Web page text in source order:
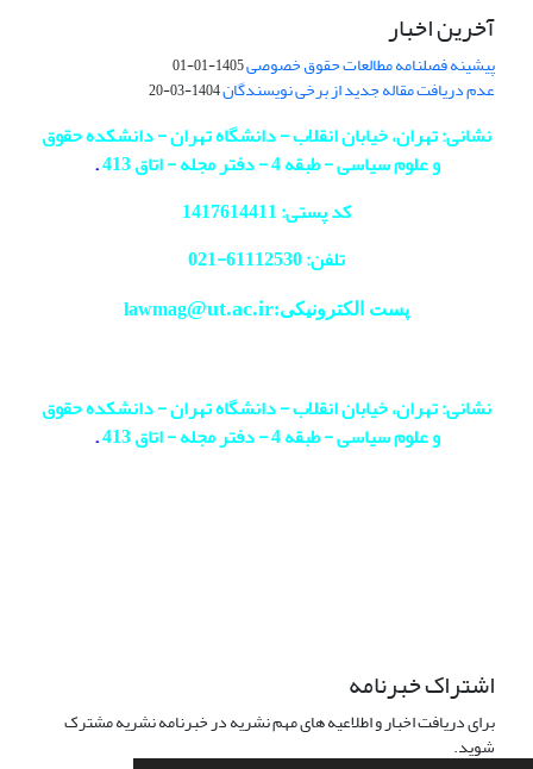
آخرین اخبار
پیشینه فصلنامه مطالعات حقوق خصوصی1405-01-01
عدم دریافت مقاله جدید از برخی نویسندگان1404-03-20
نشانی: تهران، خیابان انقلاب - دانشگاه تهران - دانشکده حقوق
و علوم سیاسی - طبقه 4 - دفتر مجله - اتاق 413
.
کد پستی: 1417614411
تلفن: 61112530-
021
پست الکترونیکی:lawmag@ut.ac.ir
نشانی: تهران، خیابان انقلاب - دانشگاه تهران - دانشکده حقوق
و علوم سیاسی - طبقه 4 - دفتر مجله - اتاق 413
.
اشتراک خبرنامه
برای دریافت اخبار و اطلاعیه های مهم نشریه در خبرنامه نشریه مشترک
شوید.